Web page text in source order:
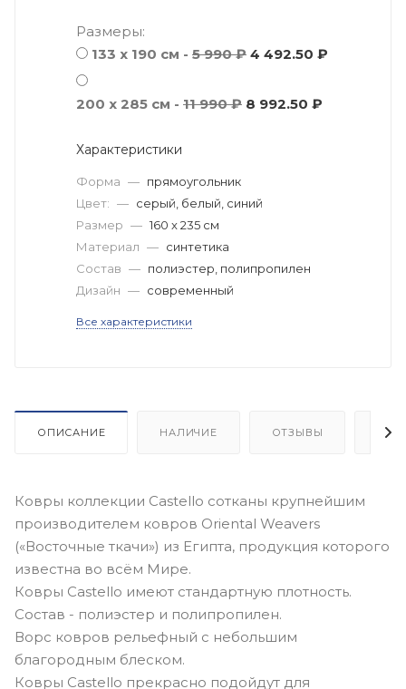
Размеры:
133 x 190 см - 5 990 ₽ 4 492.50 ₽
200 x 285 см - 11 990 ₽ 8 992.50 ₽
Характеристики
Форма — прямоугольник
Цвет: — серый, белый, синий
Размер — 160 x 235 см
Материал — синтетика
Состав — полиэстер, полипропилен
Дизайн — современный
Все характеристики
ОПИСАНИЕ НАЛИЧИЕ ОТЗЫВЫ
Ковры коллекции Castello сотканы крупнейшим
производителем ковров Oriental Weavers
(«Восточные ткачи») из Египта, продукция которого
известна во всём Мире.
Ковры Castello имеют стандартную плотность.
Состав - полиэстер и полипропилен.
Ворс ковров рельефный с небольшим
благородным блеском.
Ковры Castello прекрасно подойдут для